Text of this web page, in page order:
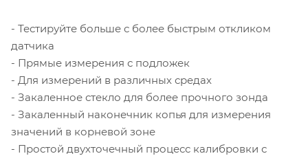
- Тестируйте больше с более быстрым откликом
датчика
- Прямые измерения с подложек
- Для измерений в различных средах
- Закаленное стекло для более прочного зонда
- Закаленный наконечник копья для измерения
значений в корневой зоне
- Простой двухточечный процесс калибровки с